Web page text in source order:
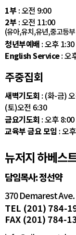
1부 : 오전 9:00
2부 : 오전 11:00
(유아,유치,유년,중고등
청년부예배 : 오후 1:30
English Service: 오
주중집회
새벽기도회 : (화-금)
(토)오전 6:30
금요기도회 : 오후 8:00
교육부 금요 모임 : 오
뉴저지 하베스
담임목사: 정선약
370 Demarest
TEL (201) 784-
FAX (201) 784-